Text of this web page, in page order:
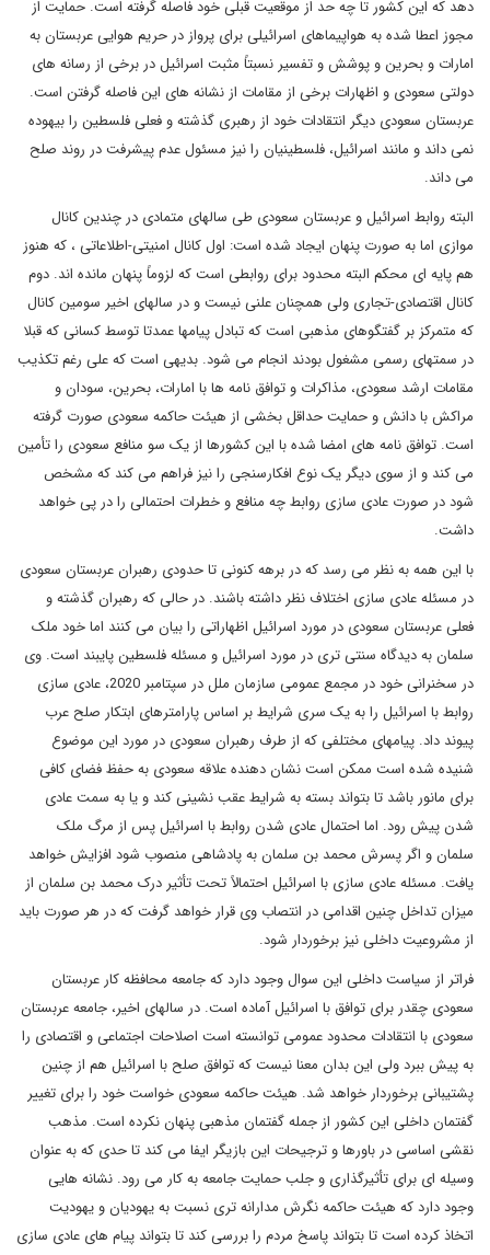
دهد که این کشور تا چه حد از موقعیت قبلی خود فاصله گرفته است. حمایت از
مجوز اعطا شده به هواپیماهای اسرائیلی برای پرواز در حریم هوایی عربستان به
امارات و بحرین و پوشش و تفسیر نسبتاً مثبت اسرائیل در برخی از رسانه های
دولتی سعودی و اظهارات برخی از مقامات از نشانه های این فاصله گرفتن است.
عربستان سعودی دیگر انتقادات خود از رهبری گذشته و فعلی فلسطین را بیهوده
نمی داند و مانند اسرائیل، فلسطینیان را نیز مسئول عدم پیشرفت در روند صلح
می داند.
البته روابط اسرائیل و عربستان سعودی طی سالهای متمادی در چندین کانال
موازی اما به صورت پنهان ایجاد شده است: اول کانال امنیتی-اطلاعاتی ، که هنوز
هم پایه ای محکم البته محدود برای روابطی است که لزوماً پنهان مانده اند. دوم
کانال اقتصادی-تجاری ولی همچنان علنی نیست و در سالهای اخیر سومین کانال
که متمرکز بر گفتگوهای مذهبی است که تبادل پیامها عمدتا توسط کسانی که قبلا
در سمتهای رسمی مشغول بودند انجام می شود. بدیهی است که علی رغم تکذیب
مقامات ارشد سعودی، مذاکرات و توافق نامه ها با امارات، بحرین، سودان و
مراکش با دانش و حمایت حداقل بخشی از هیئت حاکمه سعودی صورت گرفته
است. توافق نامه های امضا شده با این کشورها از یک سو منافع سعودی را تأمین
می کند و از سوی دیگر یک نوع افکارسنجی را نیز فراهم می کند که مشخص
شود در صورت عادی سازی روابط چه منافع و خطرات احتمالی را در پی خواهد
داشت.
با این همه به نظر می رسد که در برهه کنونی تا حدودی رهبران عربستان سعودی
در مسئله عادی سازی اختلاف نظر داشته باشند. در حالی که رهبران گذشته و
فعلی عربستان سعودی در مورد اسرائیل اظهاراتی را بیان می کنند اما خود ملک
سلمان به دیدگاه سنتی تری در مورد اسرائیل و مسئله فلسطین پایبند است. وی
در سخنرانی خود در مجمع عمومی سازمان ملل در سپتامبر 2020، عادی سازی
روابط با اسرائیل را به یک سری شرایط بر اساس پارامترهای ابتکار صلح عرب
پیوند داد. پیامهای مختلفی که از طرف رهبران سعودی در مورد این موضوع
شنیده شده است ممکن است نشان دهنده علاقه سعودی به حفظ فضای کافی
برای مانور باشد تا بتواند بسته به شرایط عقب نشینی کند و یا به سمت عادی
شدن پیش رود. اما احتمال عادی شدن روابط با اسرائیل پس از مرگ ملک
سلمان و اگر پسرش محمد بن سلمان به پادشاهی منصوب شود افزایش خواهد
یافت. مسئله عادی سازی با اسرائیل احتمالاً تحت تأثیر درک محمد بن سلمان از
میزان تداخل چنین اقدامی در انتصاب وی قرار خواهد گرفت که در هر صورت باید
از مشروعیت داخلی نیز برخوردار شود.
فراتر از سیاست داخلی این سوال وجود دارد که جامعه محافظه کار عربستان
سعودی چقدر برای توافق با اسرائیل آماده است. در سالهای اخیر، جامعه عربستان
سعودی با انتقادات محدود عمومی توانسته است اصلاحات اجتماعی و اقتصادی را
به پیش ببرد ولی این بدان معنا نیست که توافق صلح با اسرائیل هم از چنین
پشتیبانی برخوردار خواهد شد. هیئت حاکمه سعودی خواست خود را برای تغییر
گفتمان داخلی این کشور از جمله گفتمان مذهبی پنهان نکرده است. مذهب
نقشی اساسی در باورها و ترجیحات این بازیگر ایفا می کند تا حدی که به عنوان
وسیله ای برای تأثیرگذاری و جلب حمایت جامعه به کار می رود. نشانه هایی
وجود دارد که هیئت حاکمه نگرش مدارانه تری نسبت به یهودیان و یهودیت
اتخاذ کرده است تا بتواند پاسخ مردم را بررسی کند تا بتواند پیام های عادی سازی